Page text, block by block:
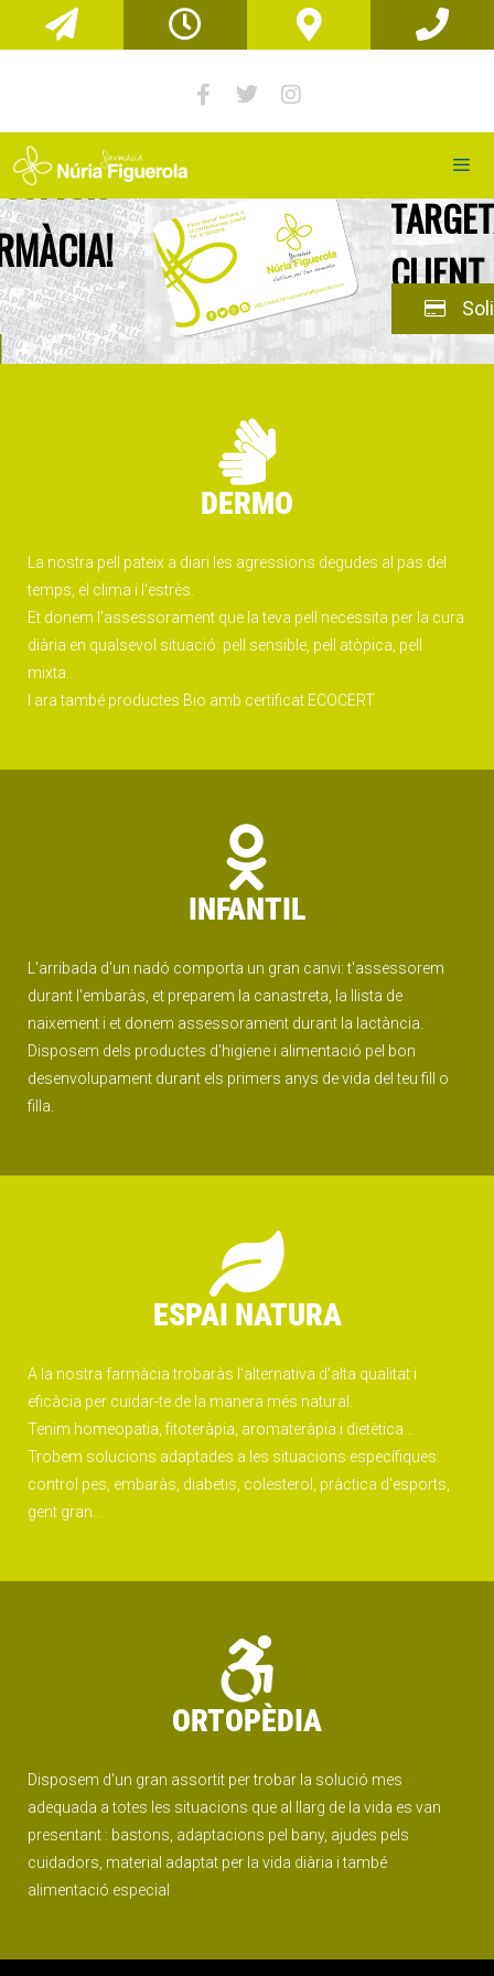
TARGETA
CLIENT
Solicitar-la
DERMO
La nostra pell pateix a diari les agressions degudes al pas del
temps, el clima i l'estrès.
Et donem l'assessorament que la teva pell necessita per la cura
diària en qualsevol situació: pell sensible, pell atòpica, pell
mixta...
I ara també productes Bio amb certificat ECOCERT
INFANTIL
L'arribada d'un nadó comporta un gran canvi: t'assessorem
durant l'embaràs, et preparem la canastreta, la llista de
naixement i et donem assessorament durant la lactància.
Disposem dels productes d'higiene i alimentació pel bon
desenvolupament durant els primers anys de vida del teu fill o
filla.
ESPAI NATURA
A la nostra farmàcia trobaràs l'alternativa d'alta qualitat i
eficàcia per cuidar-te de la manera més natural.
Tenim homeopatia, fitoteràpia, aromateràpia i dietètica...
Trobem solucions adaptades a les situacions específiques:
control pes, embaràs, diabetis, colesterol, pràctica d'esports,
gent gran...
ORTOPÈDIA
Disposem d'un gran assortit per trobar la solució mes
adequada a totes les situacions que al llarg de la vida es van
presentant : bastons, adaptacions pel bany, ajudes pels
cuidadors, material adaptat per la vida diària i també
alimentació especial